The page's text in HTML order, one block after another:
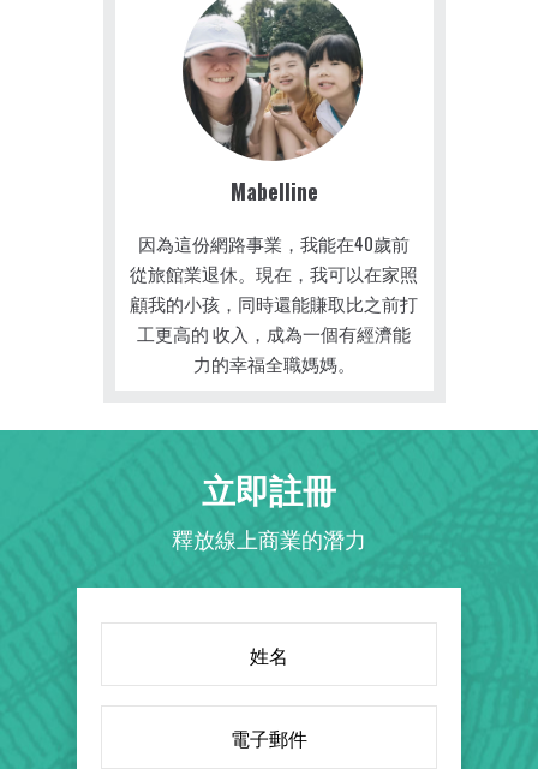
因為這份網路事業，我能在40歲前
從旅館業退休。現在，我可以在家照
顧我的小孩，同時還能賺取比之前打
工更高的 收入，成為一個有經濟能
力的幸福全職媽媽。
Mabelline
立即註冊
釋放線上商業的潛力